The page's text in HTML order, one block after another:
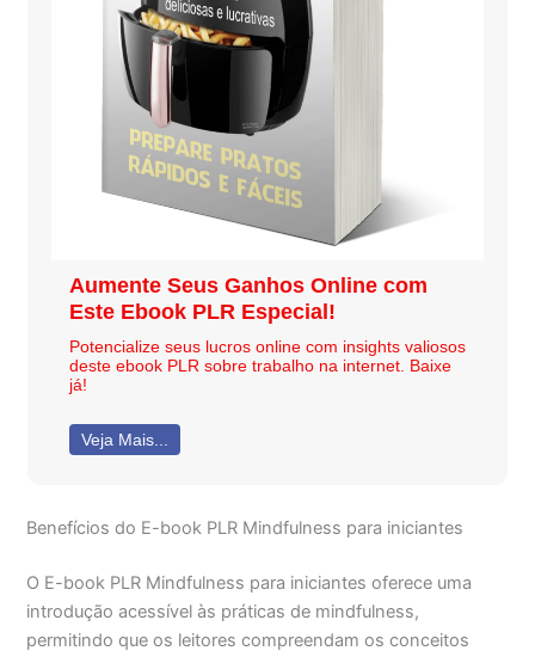
Aumente Seus Ganhos Online com
Este Ebook PLR Especial!
Potencialize seus lucros online com insights valiosos
deste ebook PLR sobre trabalho na internet. Baixe
já!
Veja Mais...
Benefícios do E-book PLR Mindfulness para iniciantes
O E-book PLR Mindfulness para iniciantes oferece uma
introdução acessível às práticas de mindfulness,
permitindo que os leitores compreendam os conceitos